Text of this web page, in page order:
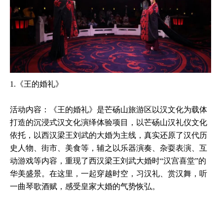
1.《王的婚礼》
活动内容：《王的婚礼》是芒砀山旅游区以汉文化为载体
打造的沉浸式汉文化演绎体验项目，以芒砀山汉礼仪文化
依托，以西汉梁王刘武的大婚为主线，真实还原了汉代历
史人物、街市、美食等，辅之以乐器演奏、杂耍表演、互
动游戏等内容，重现了西汉梁王刘武大婚时“汉宫喜堂”的
华美盛景。在这里，一起穿越时空，习汉礼、赏汉舞，听
一曲琴歌酒赋，感受皇家大婚的气势恢弘。